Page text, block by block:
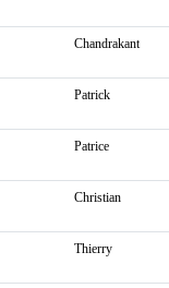
Chandrakant
Patrick
Patrice
Christian
Thierry